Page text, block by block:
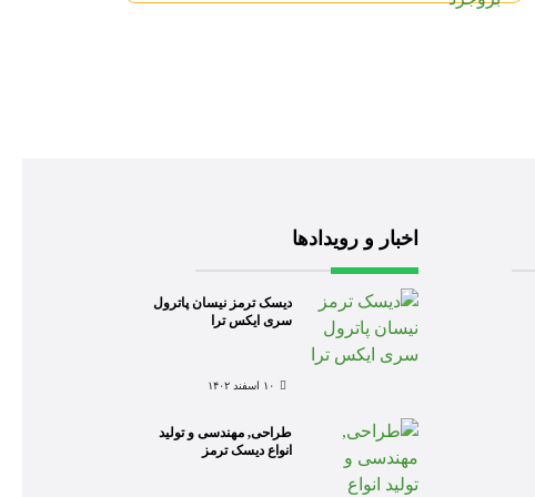
اخبار و رویدادها
دیسک ترمز نیسان پاترول
سری ایکس ترا
۱۰ اسفند ۱۴۰۲
طراحی, مهندسی و تولید
انواع دیسک ترمز